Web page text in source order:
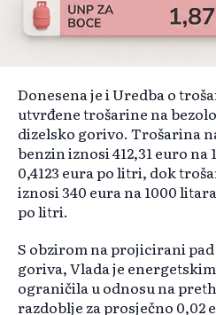
Donesena je i Uredba o
utvrđene trošarine na
dizelsko gorivo. Trošarina
benzin iznosi 412,31 euro
0,4123 eura po litri, dok
iznosi 340 eura na 1000
po litri.
S obzirom na projicirani
goriva, Vlada je
ograničila u odnosu na
razdoblje za prosječno 0,02